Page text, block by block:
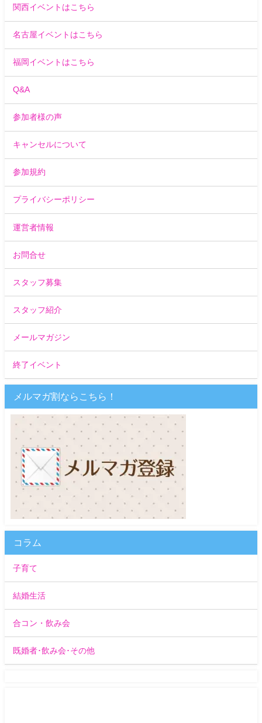
関西イベントはこちら
名古屋イベントはこちら
福岡イベントはこちら
Q&A
参加者様の声
キャンセルについて
参加規約
プライバシーポリシー
運営者情報
お問合せ
スタッフ募集
スタッフ紹介
メールマガジン
終了イベント
メルマガ割ならこちら！
コラム
子育て
結婚生活
合コン・飲み会
既婚者･飲み会･その他